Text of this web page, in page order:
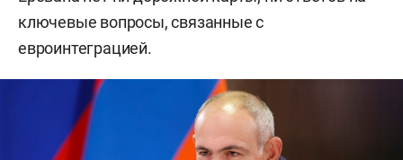
ключевые вопросы, связанные с
евроинтеграцией.